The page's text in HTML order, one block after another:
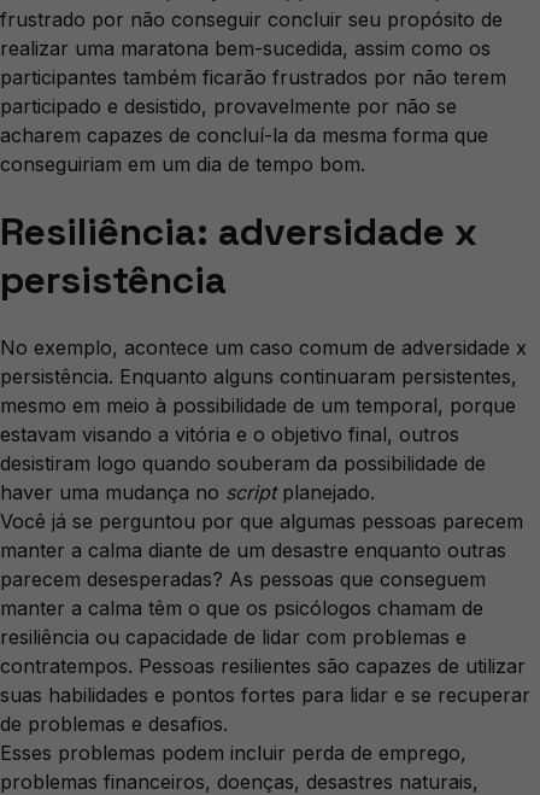
frustrado por não conseguir concluir seu propósito de
realizar uma maratona bem-sucedida, assim como os
participantes também ficarão frustrados por não terem
participado e desistido, provavelmente por não se
acharem capazes de concluí-la da mesma forma que
conseguiriam em um dia de tempo bom.
Resiliência: adversidade x
persistência
No exemplo, acontece um caso comum de adversidade x
persistência. Enquanto alguns continuaram persistentes,
mesmo em meio à possibilidade de um temporal, porque
estavam visando a vitória e o objetivo final, outros
desistiram logo quando souberam da possibilidade de
haver uma mudança no script planejado.
Você já se perguntou por que algumas pessoas parecem
manter a calma diante de um desastre enquanto outras
parecem desesperadas? As pessoas que conseguem
manter a calma têm o que os psicólogos chamam de
resiliência ou capacidade de lidar com problemas e
contratempos. Pessoas resilientes são capazes de utilizar
suas habilidades e pontos fortes para lidar e se recuperar
de problemas e desafios.
Esses problemas podem incluir perda de emprego,
problemas financeiros, doenças, desastres naturais,